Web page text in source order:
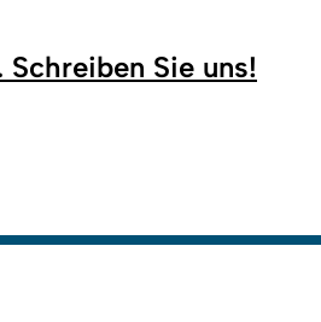
Sie uns!